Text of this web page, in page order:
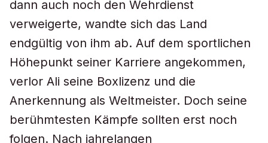
dann auch noch den Wehrdienst
verweigerte, wandte sich das Land
endgültig von ihm ab. Auf dem sportlichen
Höhepunkt seiner Karriere angekommen,
verlor Ali seine Boxlizenz und die
Anerkennung als Weltmeister. Doch seine
berühmtesten Kämpfe sollten erst noch
folgen. Nach jahrelangen